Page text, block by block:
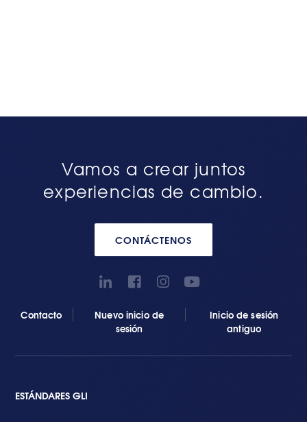
Vamos a crear juntos
experiencias de cambio.
CONTÁCTENOS
Contacto
Nuevo inicio de
sesión
Inicio de sesión
antiguo
ESTÁNDARES GLI